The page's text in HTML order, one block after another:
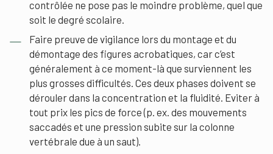
contrôlée ne pose pas le moindre problème, quel que
soit le degré scolaire.
Faire preuve de vigilance lors du montage et du
démontage des figures acrobatiques, car c’est
généralement à ce moment-là que surviennent les
plus grosses difficultés. Ces deux phases doivent se
dérouler dans la concentration et la fluidité. Eviter à
tout prix les pics de force (p. ex. des mouvements
saccadés et une pression subite sur la colonne
vertébrale due à un saut).